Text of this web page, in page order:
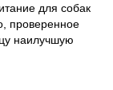
для собак
проверенное
наилучшую